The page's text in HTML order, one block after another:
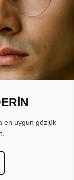
en uygun gözlük